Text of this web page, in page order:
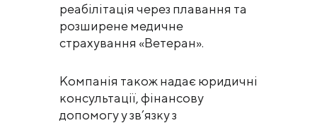
реабілітація через плавання та
розширене медичне
страхування «Ветеран».
Компанія також надає юридичні
консультації, фінансову
допомогу у зв’язку з